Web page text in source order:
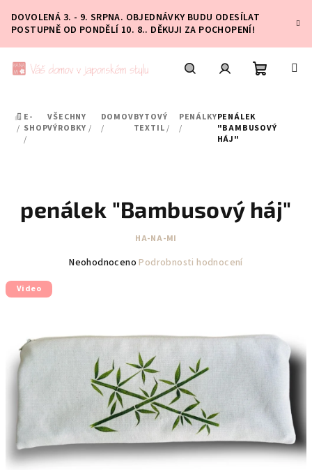
obsah
DOVOLENÁ 3. - 9. SRPNA. OBJEDNÁVKY BUDU ODESÍLAT
POSTUPNĚ OD PONDĚLÍ 10. 8.. DĚKUJI ZA POCHOPENÍ!
košík
DOMŮ
/
E-
SHOP
/
VŠECHNY
VÝROBKY /
DOMOV
/
BYTOVÝ
TEXTIL/
PENÁLKY
/
PENÁLEK
"BAMBUSOVÝ
HÁJ"
penálek "Bambusový háj"
HA-NA-MI
Průměrné
hvězdiček.
Neohodnoceno Podrobnosti hodnocení
Video